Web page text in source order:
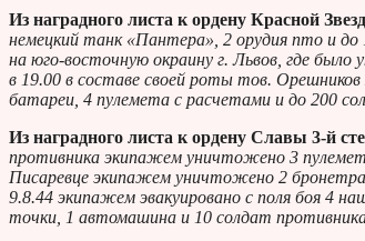
Из наградного листа к ордену Красной
немецкий танк «Пантера», 2 орудия пто и до
на юго-восточную окраину г. Львов, где
в 19.00 в составе своей роты тов.
батареи, 4 пулемета с расчетами и до 200
Из наградного листа к ордену Славы 3-й
противника экипажем уничтожено 3
Писаревце экипажем уничтожено 2
9.8.44 экипажем эвакуировано с поля боя 4
точки, 1 автомашина и 10 солдат